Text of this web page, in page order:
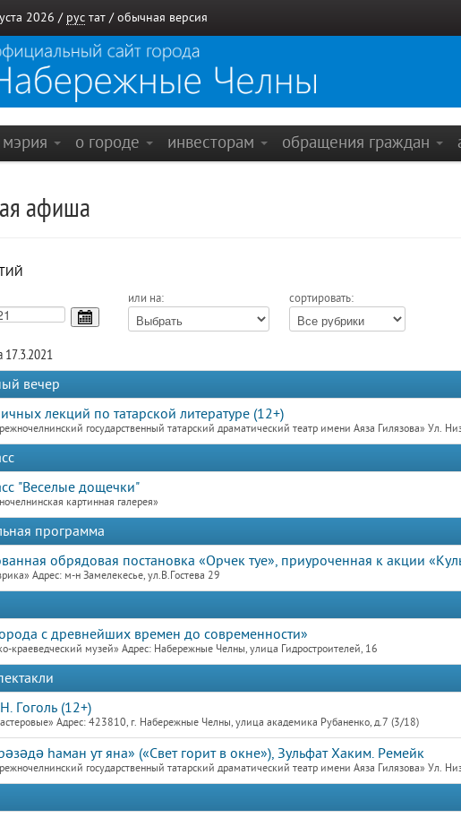
2026 / рус тат / обычная версия
мэрия о городе инвесторам обращения граждан
афиша
или на: сортировать:
17.3.2021
вечер
лекций по татарской литературе (12+)
государственный татарский драматический театр имени Аяза Гилязова» Ул.
"Веселые дощечки"
картинная галерея»
программа
обрядовая постановка «Орчек туе», приуроченная к акции
Адрес: м-н Замелекесье, ул.В.Гостева 29
с древнейших времен до современности»
краеведческий музей» Адрес: Набережные Челны, улица Гидростроителей, 16
Гоголь (12+)
Адрес: 423810, г. Набережные Челны, улица академика Рубаненко, д.7 (3/18)
hаман ут яна» («Свет горит в окне»), Зульфат Хаким. Ремейк
государственный татарский драматический театр имени Аяза Гилязова» Ул.